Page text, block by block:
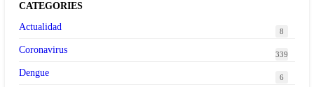
CATEGORIES
Actualidad
8
Coronavirus 339
Dengue 6